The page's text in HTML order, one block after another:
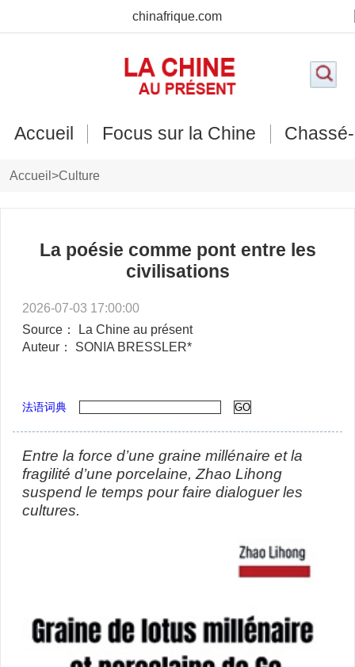
chinafrique.com
Accueil Focus sur la Chine
Accueil >Culture
La poésie comme pont entre les
civilisations
2026-07-03 17:00:00
Source： La Chine au présent
Auteur： SONIA BRESSLER*
法语词典
Entre la force d’une graine millénaire et la
fragilité d’une porcelaine, Zhao Lihong
suspend le temps pour faire dialoguer les
cultures.